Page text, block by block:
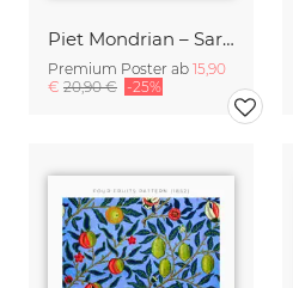
Piet Mondrian – Sara Hildénin Taidemuseo
Premium Poster ab 15,90
€ 20,90 € -25%